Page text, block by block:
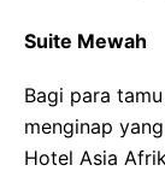
Suite Mewah
Bagi para
menginap
Hotel Asia